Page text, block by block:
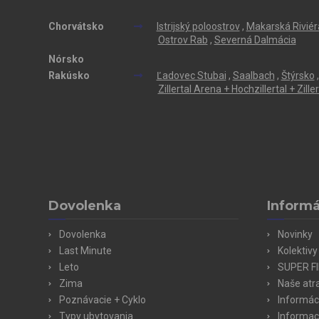
Chorvátsko
Istrijský poloostrov, Makarská
Ostrov Rab , Severná Dalmácia
Nórsko
Rakúsko
Ľadovec Stubai , Saalbach , Štýrsko ,
Zillertal Arena + Hochzillertal +
Dovolenka
Dovolenka
Last Minute
Leto
Zima
Poznávacie + Cyklo
Typy ubytovania
Novinky
Kolektivy
SUPER
Naše